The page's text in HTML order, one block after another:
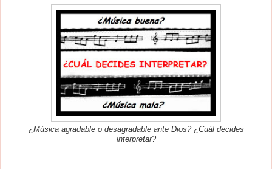
¿Música agradable o desagradable ante Dios? ¿Cuál decides
interpretar?